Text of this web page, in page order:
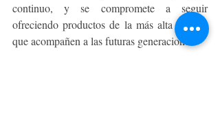
continuo, y se compromete a seguir
ofreciendo productos de la más alta calidad
que acompañen a las futuras generaciones.